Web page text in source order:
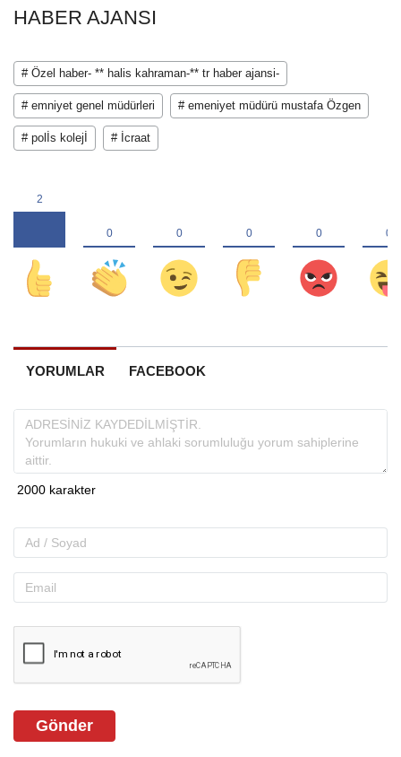
HABER AJANSI
# Özel haber- ** halis kahraman-** tr haber ajansi-
# emniyet genel müdürleri # emeniyet müdürü mustafa Özgen
# polİs kolejİ # İcraat
YORUMLAR FACEBOOK
Gönder